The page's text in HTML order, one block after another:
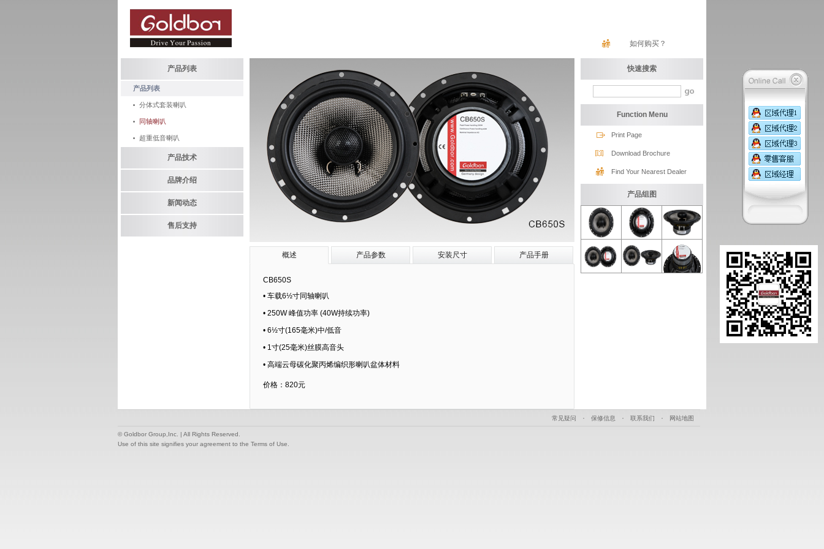
如何购买？
产品列表
产品列表
分体式套装喇叭
同轴喇叭
超重低音喇叭
产品技术
品牌介绍
新闻动态
售后支持
概述 产品参数 安装尺寸 产品手册
CB650S
• 车载6½寸同轴喇叭
• 250W 峰值功率 (40W持续功率)
• 6½寸(165毫米)中/低音
• 1寸(25毫米)丝膜高音头
• 高端云母碳化聚丙烯编织形喇叭盆体材料
价格：820元
快速搜索
Function Menu
Print Page
Download Brochure
Find Your Nearest Dealer
产品组图
常见疑问 · 保修信息 · 联系我们 · 网站地图
© Goldbor Group,Inc. | All Rights Reserved.
Use of this site signifies your agreement to the Terms of Use.